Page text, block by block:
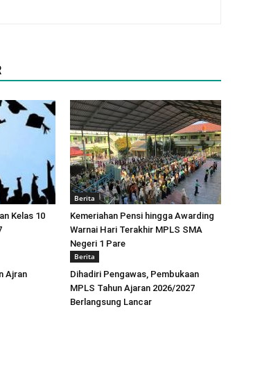
Kelas 10
Berita
Kemeriahan Pensi hingga Awarding
Warnai Hari Terakhir MPLS SMA
Negeri 1 Pare
Ajran
Berita
Dihadiri Pengawas, Pembukaan
MPLS Tahun Ajaran 2026/2027
Berlangsung Lancar